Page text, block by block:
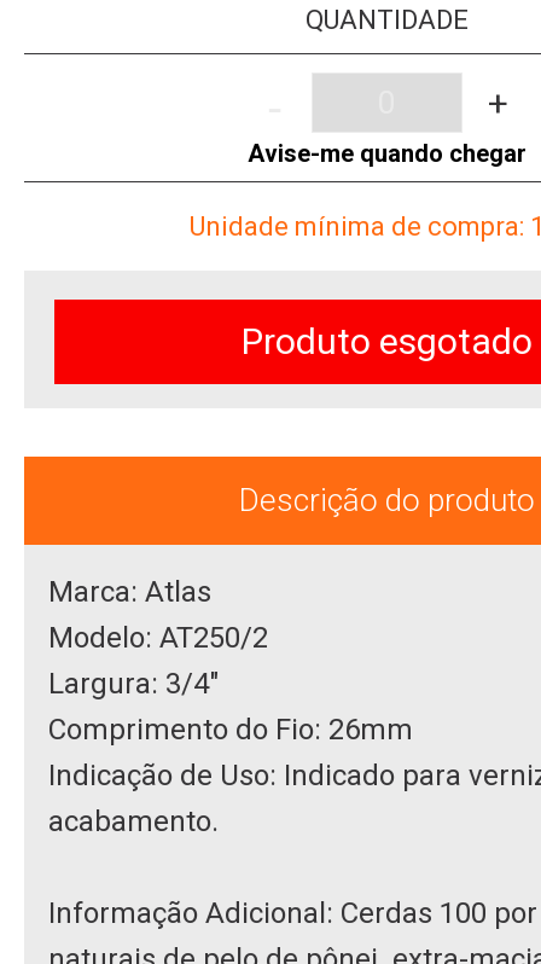
QUANTIDADE
+
Avise-me quando chegar
Unidade mínima de compra:
Produto esgotado
Descrição do produto
Marca: Atlas
Modelo: AT250/2
Largura: 3/4"
Comprimento do Fio: 26mm
Indicação de Uso: Indicado para
acabamento.
Informação Adicional: Cerdas 100